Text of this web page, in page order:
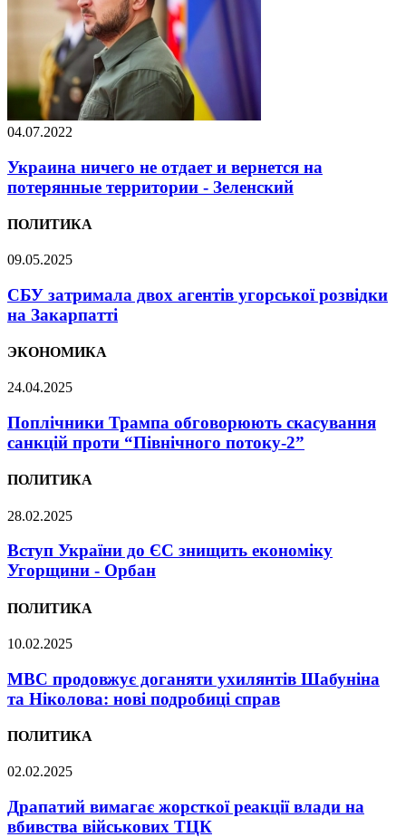
04.07.2022
Украина ничего не отдает и вернется на
потерянные территории - Зеленский
ПОЛИТИКА
09.05.2025
СБУ затримала двох агентів угорської розвідки
на Закарпатті
ЭКОНОМИКА
24.04.2025
Поплічники Трампа обговорюють скасування
санкцій проти “Північного потоку-2”
ПОЛИТИКА
28.02.2025
Вступ України до ЄС знищить економіку
Угорщини - Орбан
ПОЛИТИКА
10.02.2025
МВС продовжує доганяти ухилянтів Шабуніна
та Ніколова: нові подробиці справ
ПОЛИТИКА
02.02.2025
Драпатий вимагає жорсткої реакції влади на
вбивства військових ТЦК